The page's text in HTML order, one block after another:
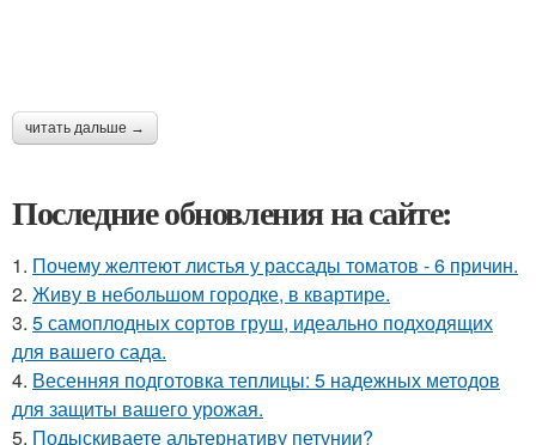
читать дальше →
Последние обновления на сайте:
1. Почему желтеют листья у рассады томатов - 6 причин.
2. Живу в небольшом городке, в квартире.
3. 5 самоплодных сортов груш, идеально подходящих
для вашего сада.
4. Весенняя подготовка теплицы: 5 надежных методов
для защиты вашего урожая.
5. Подыскиваете альтернативу петунии?